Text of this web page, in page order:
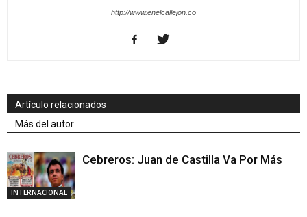
http://www.enelcallejon.co
Artículo relacionados
Más del autor
INTERNACIONAL
Cebreros: Juan de Castilla Va Por Más